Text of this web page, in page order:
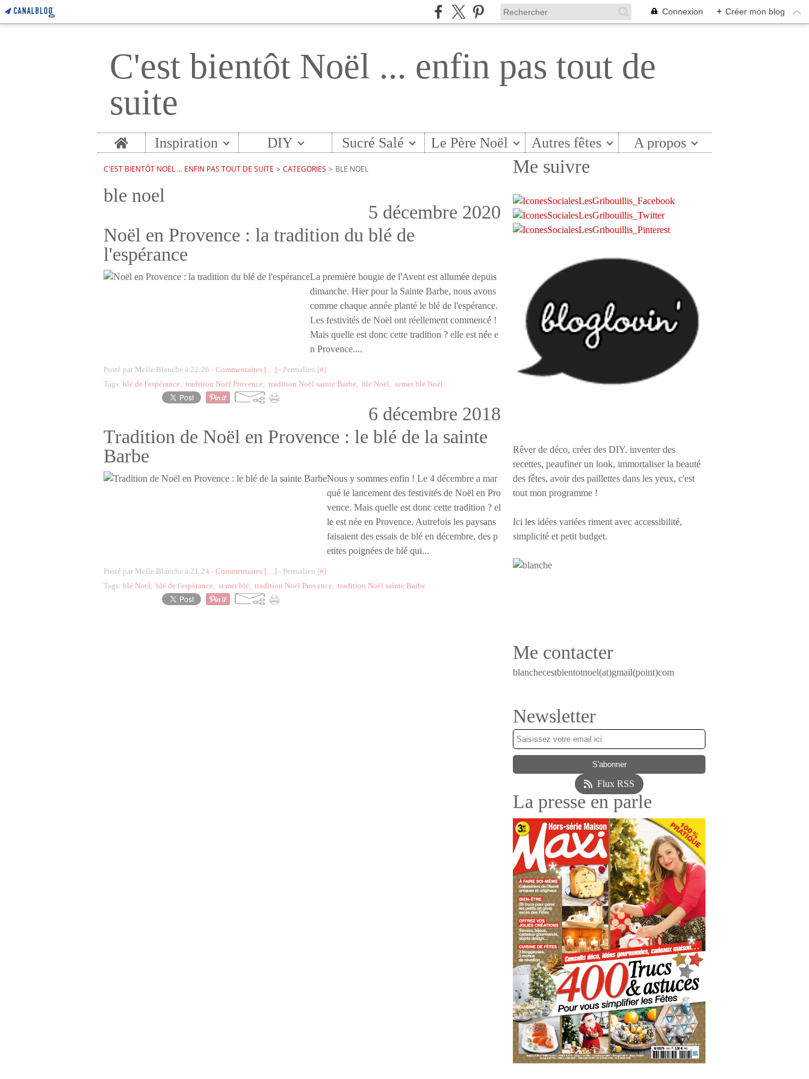
Connexion + Créer mon blog
C'est bientôt Noël ... enfin pas tout de
suite
Home Inspiration DIY Sucré Salé Le Père Noël Autres fêtes A propos
C'EST BIENTÔT NOËL ... ENFIN PAS TOUT DE SUITE > CATEGORIES > BLE NOEL
ble noel
5 décembre 2020
Noël en Provence : la tradition du blé de
l'espérance
La première bougie de l'Avent est allumée depuis
dimanche. Hier pour la Sainte Barbe, nous avons
comme chaque année planté le blé de l'espérance.
Les festivités de Noël ont réellement commencé !
Mais quelle est donc cette tradition ? elle est née e
n Provence....
Posté par Melle Blanche à 22:26 - Commentaires […] - Permalien [#]
Tags: blé de l'espérance, tradition Noël Provence, tradition Noël sainte Barbe, blé Noël, semer blé Noël
6 décembre 2018
Tradition de Noël en Provence : le blé de la sainte
Barbe
Nous y sommes enfin ! Le 4 décembre a mar
qué le lancement des festivités de Noël en Pro
vence. Mais quelle est donc cette tradition ? el
le est née en Provence. Autrefois les paysans
faisaient des essais de blé en décembre, des p
etites poignées de blé qui...
Posté par Melle Blanche à 21:24 - Commentaires […] - Permalien [#]
Tags: blé Noel, blé de l'espérance, semer blé, tradition Noël Provence, tradition Noël sainte Barbe
Me suivre
Rêver de déco, créer des DIY, inventer des
recettes, peaufiner un look, immortaliser la beauté
des fêtes, avoir des paillettes dans les yeux, c'est
tout mon programme !
Ici les idées variées riment avec accessibilité,
simplicité et petit budget.
Me contacter
blanchecestbientotnoel(at)gmail(point)com
Newsletter
Flux RSS
La presse en parle